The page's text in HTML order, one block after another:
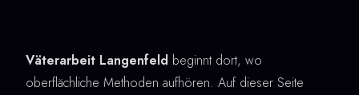
Väterarbeit Langenfeld beginnt dort, wo
oberflächliche Methoden aufhören. Auf dieser Seite